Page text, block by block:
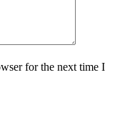
for the next time I